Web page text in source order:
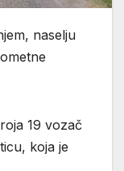
naselju
19 vozač
koja je